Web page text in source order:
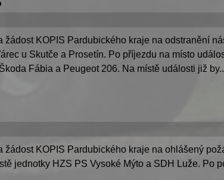
žádost KOPIS Pardubického kraje na odstranění
u Skutče a Prosetín. Po příjezdu na místo
Fábia a Peugeot 206. Na místě události již
žádost KOPIS Pardubického kraje na ohlášený
jednotky HZS PS Vysoké Mýto a SDH Luže. Po